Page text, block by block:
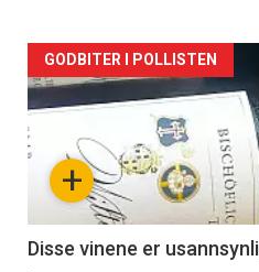
Artikler
detail
-
section
11
+
GODBITER I POLLISTEN
Disse vinene er